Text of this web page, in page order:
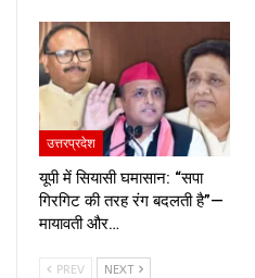
उत्तरप्रदेश
यूपी में सियासी घमासान: “सपा
गिरगिट की तरह रंग बदलती है”—
मायावती और…
PREV NEXT